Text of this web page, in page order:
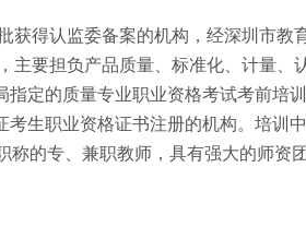
得认监委备案的机构，经深圳市教
要担负产品质量、标准化、计量、
定的质量专业职业资格考试考前培
生职业资格证书注册的机构。培训
的专、兼职教师，具有强大的师资